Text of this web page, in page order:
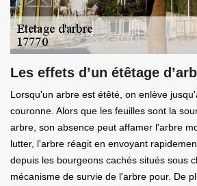
Les effets d’un étêtage
Lorsqu'un arbre est étêté, on enlève
couronne. Alors que les feuilles sont la
arbre, son absence peut affamer l'arbre
lutter, l'arbre réagit en envoyant
depuis les bourgeons cachés situés sous
mécanisme de survie de l'arbre pour. De